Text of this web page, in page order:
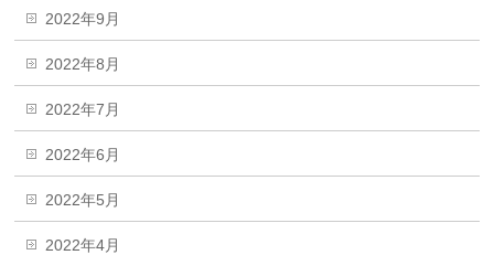
2022年9月
2022年8月
2022年7月
2022年6月
2022年5月
2022年4月